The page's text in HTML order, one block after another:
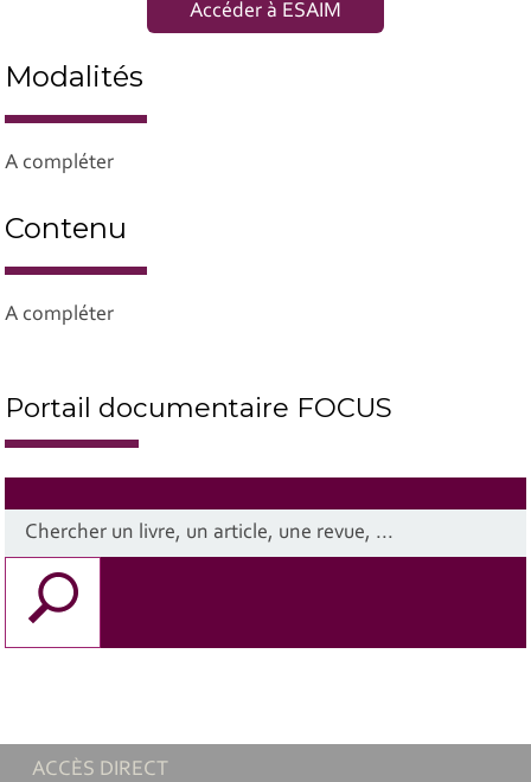
Accéder à ESAIM
Modalités
A compléter
Contenu
A compléter
Portail documentaire FOCUS
ACCÈS DIRECT